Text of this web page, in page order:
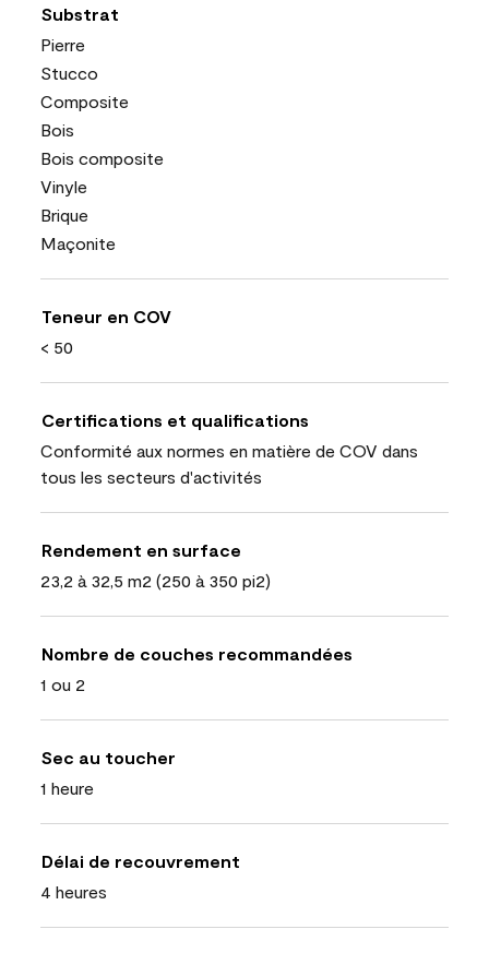
Substrat
Pierre
Stucco
Composite
Bois
Bois composite
Vinyle
Brique
Maçonite
Teneur en COV
< 50
Certifications et qualifications
Conformité aux normes en matière de COV dans
tous les secteurs d'activités
Rendement en surface
23,2 à 32,5 m2 (250 à 350 pi2)
Nombre de couches recommandées
1 ou 2
Sec au toucher
1 heure
Délai de recouvrement
4 heures